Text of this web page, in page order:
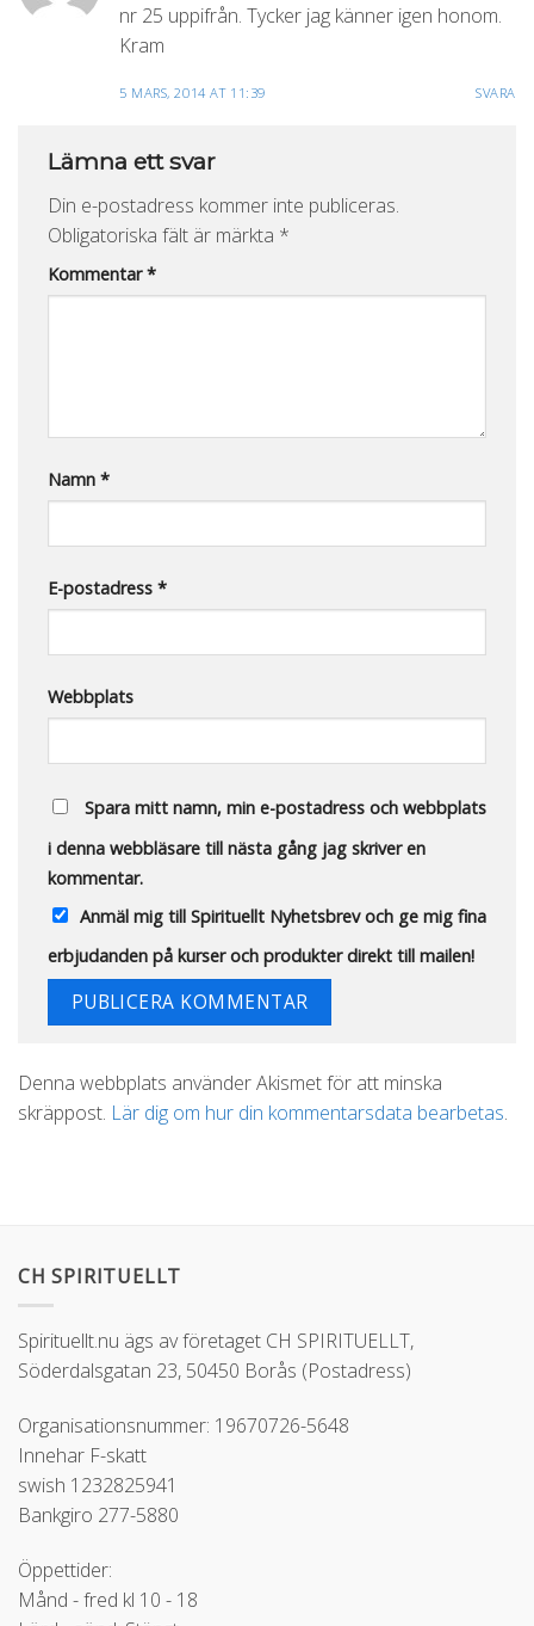
nr 25 uppifrån. Tycker jag känner igen honom.
Kram
5 MARS, 2014 AT 11:39 SVARA
Lämna ett svar
Din e-postadress kommer inte publiceras.
Obligatoriska fält är märkta *
Kommentar*
Namn *
E-postadress *
Webbplats
Spara mitt namn, min e-postadress och webbplats
i denna webbläsare till nästa gång jag skriver en
kommentar.
Anmäl mig till Spirituellt Nyhetsbrev och ge mig fina
erbjudanden på kurser och produkter direkt till mailen!
Denna webbplats använder Akismet för att minska
skräppost. Lär dig om hur din kommentarsdata bearbetas.
CH SPIRITUELLT
Spirituellt.nu ägs av företaget CH SPIRITUELLT,
Söderdalsgatan 23, 50450 Borås (Postadress)
Organisationsnummer: 19670726-5648
Innehar F-skatt
swish 1232825941
Bankgiro 277-5880
Öppettider:
Månd - fred kl 10 - 18